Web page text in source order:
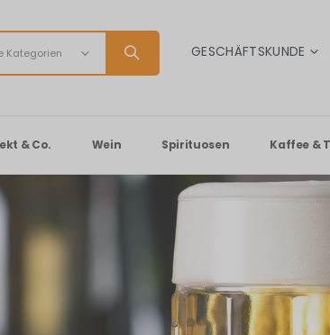
SPRACHE
GESCHÄFTSKUNDE
& Co. Wein Spirituosen Kaffee &